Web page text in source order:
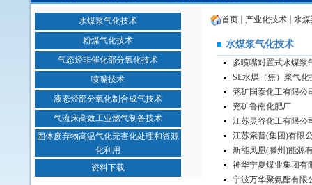
水煤浆气化技术
粉煤气化技术
气态烃非催化部分氧化技术
喷嘴技术
液态烃部分氧化制合成气技术
气流床高效工业燃气制备技术
固体废弃物高温气化无害化处理和资源
化利用
资料下载
首页 产业化技术 水
水煤浆气化技术
多喷嘴对置式水煤浆
SE水煤（焦）浆气化
兖矿国泰化工有限公
兖矿鲁南化肥厂
江苏灵谷化工有限公
江苏索普(集团)有限
新能凤凰(滕州)能源
神华宁夏煤业集团有
宁波万华聚氨酯有限